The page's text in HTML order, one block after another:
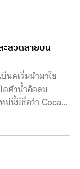
าให้ตู้โดยไม่
ามารถเปลี่ยน
องตู้กดน้ำ
ลอดเวลา แม้
นสายเข้ากับระบบ
นนี้ทำให้เรา
ะลวดลายบน
นด์เริ่มนำมาใช
ดตัวน้ำอัดลม
ม่นี้มีชื่อว่า Coca-